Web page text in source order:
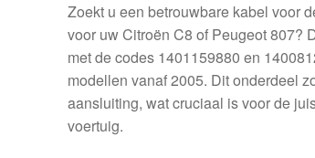
Zoekt u een betrouwbare kabel voor
voor uw Citroën C8 of Peugeot 807?
met de codes 1401159880 en
modellen vanaf 2005. Dit onderdeel
aansluiting, wat cruciaal is voor de
voertuig.